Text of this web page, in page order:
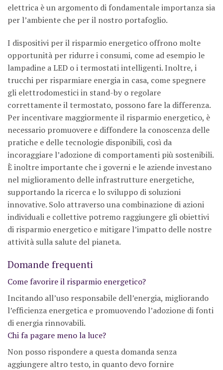
elettrica è un argomento di fondamentale importanza sia
per l’ambiente che per il nostro portafoglio.
I dispositivi per il risparmio energetico offrono molte
opportunità per ridurre i consumi, come ad esempio le
lampadine a LED o i termostati intelligenti. Inoltre, i
trucchi per risparmiare energia in casa, come spegnere
gli elettrodomestici in stand-by o regolare
correttamente il termostato, possono fare la differenza.
Per incentivare maggiormente il risparmio energetico, è
necessario promuovere e diffondere la conoscenza delle
pratiche e delle tecnologie disponibili, così da
incoraggiare l’adozione di comportamenti più sostenibili.
È inoltre importante che i governi e le aziende investano
nel miglioramento delle infrastrutture energetiche,
supportando la ricerca e lo sviluppo di soluzioni
innovative. Solo attraverso una combinazione di azioni
individuali e collettive potremo raggiungere gli obiettivi
di risparmio energetico e mitigare l’impatto delle nostre
attività sulla salute del pianeta.
Domande frequenti
Come favorire il risparmio energetico?
Incitando all’uso responsabile dell’energia, migliorando
l’efficienza energetica e promuovendo l’adozione di fonti
di energia rinnovabili.
Chi fa pagare meno la luce?
Non posso rispondere a questa domanda senza
aggiungere altro testo, in quanto devo fornire